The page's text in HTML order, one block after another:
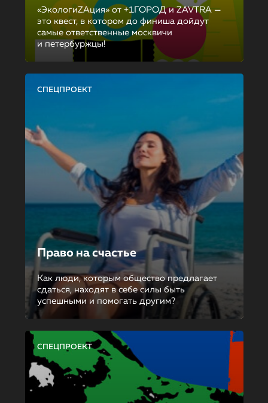
«ЭкологиZAция» от +1ГОРОД и ZAVTRA —
это квест, в котором до финиша дойдут
самые ответственные москвичи
и петербуржцы!
СПЕЦПРОЕКТ
Право на счастье
Как люди, которым общество предлагает
сдаться, находят в себе силы быть
успешными и помогать другим?
СПЕЦПРОЕКТ